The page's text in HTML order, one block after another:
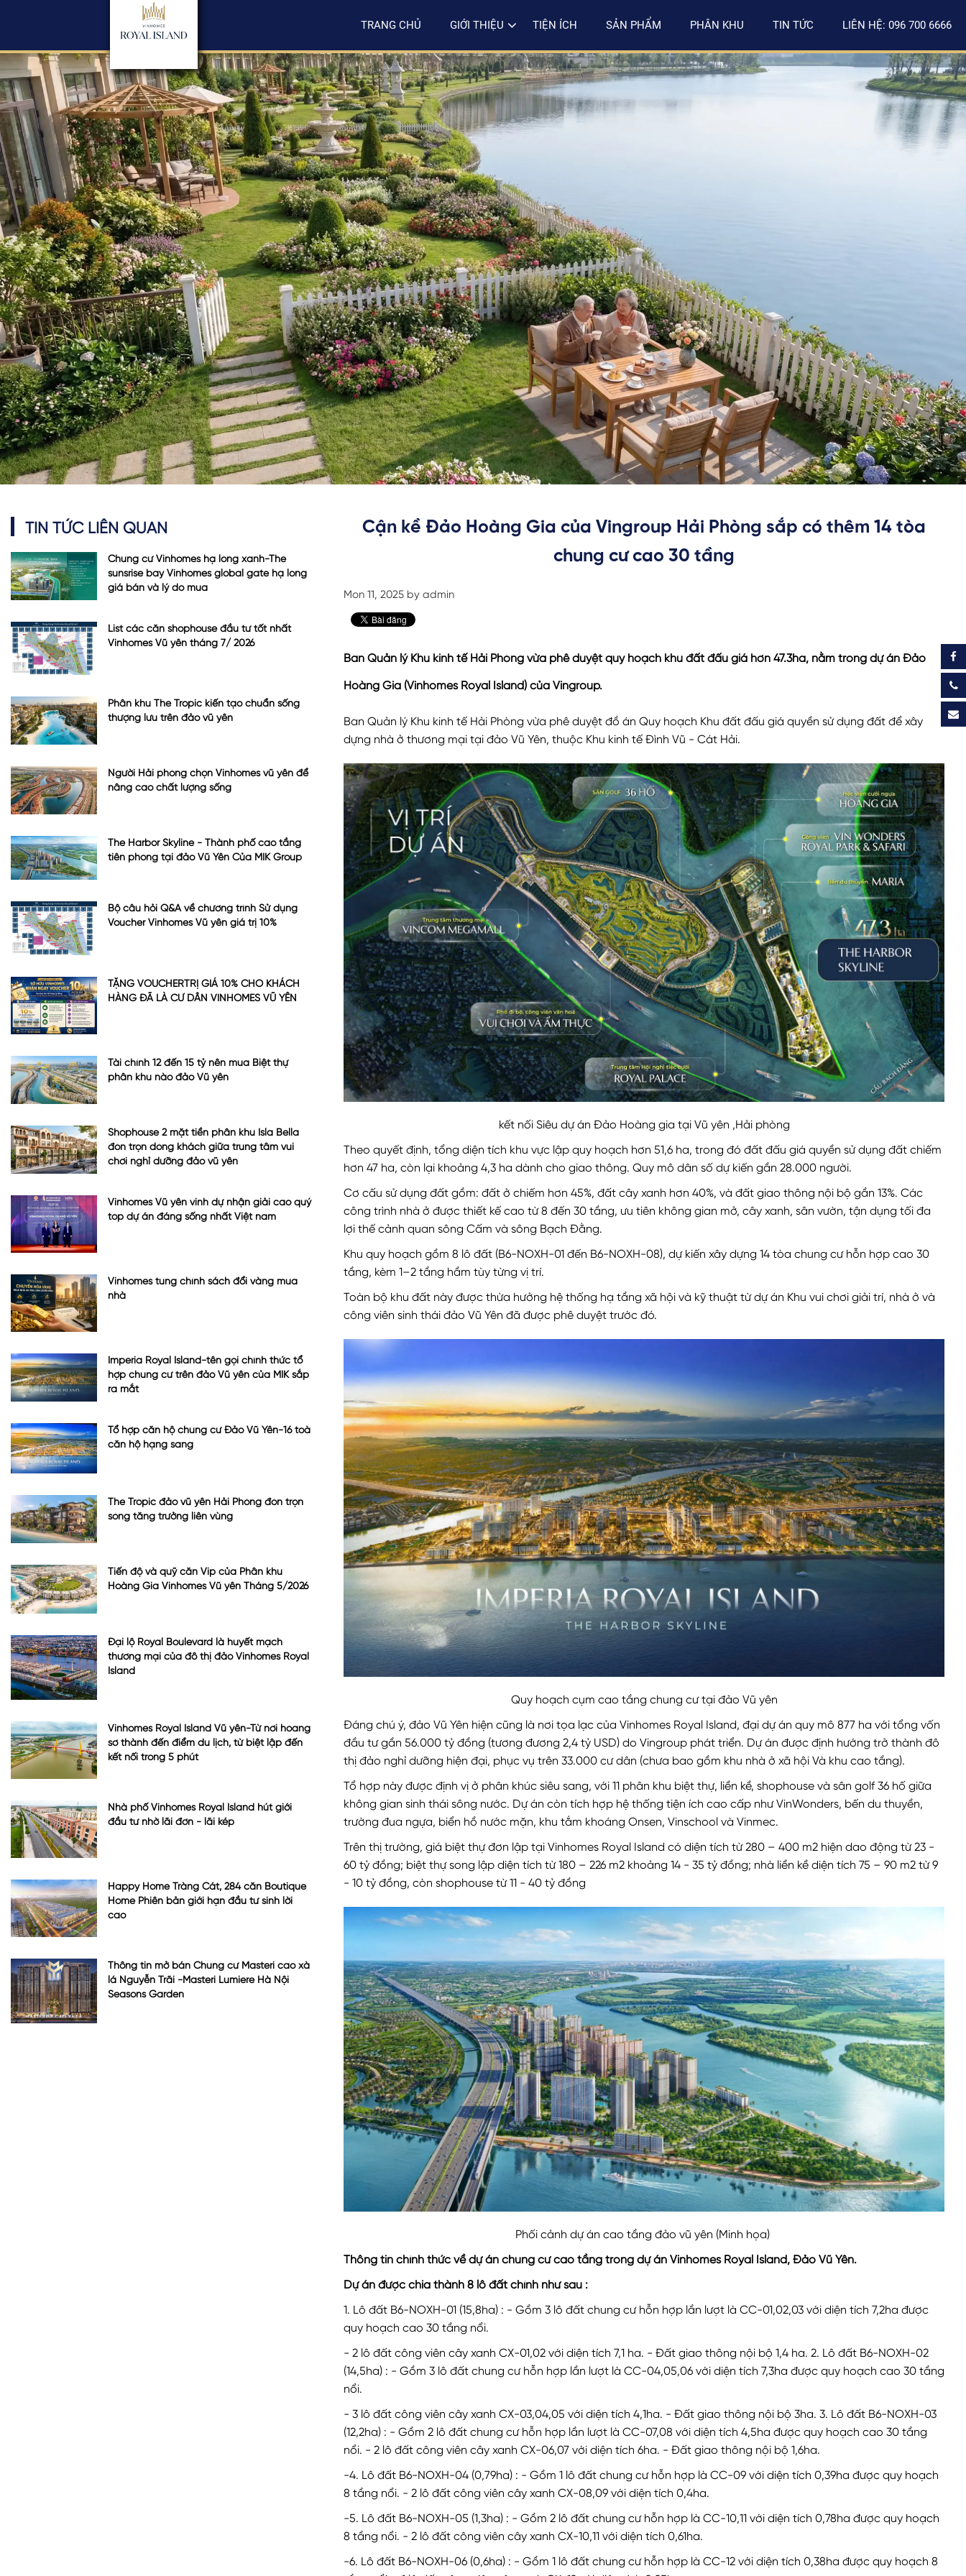
TRANG CHỦ GIỚI THIỆU TIỆN ÍCH SẢN PHẨM PHÂN KHU TIN TỨC LIÊN HỆ: 096 700 6666
Cận kề Đảo Hoàng Gia của Vingroup Hải Phòng sắp có thêm 14 tòa
chung cư cao 30 tầng
Mon 11, 2025 by admin
Ban Quản lý Khu kinh tế Hải Phòng vừa phê duyệt quy hoạch khu đất đấu giá hơn 47.3ha, nằm trong dự án Đảo
Hoàng Gia (Vinhomes Royal Island) của Vingroup.
Ban Quản lý Khu kinh tế Hải Phòng vừa phê duyệt đồ án Quy hoạch Khu đất đấu giá quyền sử dụng đất để xây
dựng nhà ở thương mại tại đảo Vũ Yên, thuộc Khu kinh tế Đình Vũ - Cát Hải.
kết nối Siêu dự án Đảo Hoàng gia tại Vũ yên ,Hải phòng
Theo quyết định, tổng diện tích khu vực lập quy hoạch hơn 51,6 ha, trong đó đất đấu giá quyền sử dụng đất chiếm
hơn 47 ha, còn lại khoảng 4,3 ha dành cho giao thông. Quy mô dân số dự kiến gần 28.000 người.
Cơ cấu sử dụng đất gồm: đất ở chiếm hơn 45%, đất cây xanh hơn 40%, và đất giao thông nội bộ gần 13%. Các
công trình nhà ở được thiết kế cao từ 8 đến 30 tầng, ưu tiên không gian mở, cây xanh, sân vườn, tận dụng tối đa
lợi thế cảnh quan sông Cấm và sông Bạch Đằng.
Khu quy hoạch gồm 8 lô đất (B6-NOXH-01 đến B6-NOXH-08), dự kiến xây dựng 14 tòa chung cư hỗn hợp cao 30
tầng, kèm 1–2 tầng hầm tùy từng vị trí.
Toàn bộ khu đất này được thừa hưởng hệ thống hạ tầng xã hội và kỹ thuật từ dự án Khu vui chơi giải trí, nhà ở và
công viên sinh thái đảo Vũ Yên đã được phê duyệt trước đó.
Quy hoạch cụm cao tầng chung cư tại đảo Vũ yên
Đáng chú ý, đảo Vũ Yên hiện cũng là nơi tọa lạc của Vinhomes Royal Island, đại dự án quy mô 877 ha với tổng vốn
đầu tư gần 56.000 tỷ đồng (tương đương 2,4 tỷ USD) do Vingroup phát triển. Dự án được định hướng trở thành đô
thị đảo nghỉ dưỡng hiện đại, phục vụ trên 33.000 cư dân (chưa bao gồm khu nhà ở xã hội Và khu cao tầng).
Tổ hợp này được định vị ở phân khúc siêu sang, với 11 phân khu biệt thự, liền kề, shophouse và sân golf 36 hố giữa
không gian sinh thái sông nước. Dự án còn tích hợp hệ thống tiện ích cao cấp như VinWonders, bến du thuyền,
trường đua ngựa, biển hồ nước mặn, khu tắm khoáng Onsen, Vinschool và Vinmec.
Trên thị trường, giá biệt thự đơn lập tại Vinhomes Royal Island có diện tích từ 280 – 400 m2 hiện dao động từ 23 -
60 tỷ đồng; biệt thự song lập diện tích từ 180 – 226 m2 khoảng 14 - 35 tỷ đồng; nhà liền kề diện tích 75 – 90 m2 từ 9
- 10 tỷ đồng, còn shophouse từ 11 - 40 tỷ đồng
Phối cảnh dự án cao tầng đảo vũ yên (Minh họa)
Thông tin chính thức về dự án chung cư cao tầng trong dự án Vinhomes Royal Island, Đảo Vũ Yên.
Dự án được chia thành 8 lô đất chính như sau :
1. Lô đất B6-NOXH-01 (15,8ha) : - Gồm 3 lô đất chung cư hỗn hợp lần lượt là CC-01,02,03 với diện tích 7,2ha được
quy hoạch cao 30 tầng nổi.
- 2 lô đất công viên cây xanh CX-01,02 với diện tích 7,1 ha. - Đất giao thông nội bộ 1,4 ha. 2. Lô đất B6-NOXH-02
(14,5ha) : - Gồm 3 lô đất chung cư hỗn hợp lần lượt là CC-04,05,06 với diện tích 7,3ha được quy hoạch cao 30 tầng
nổi.
- 3 lô đất công viên cây xanh CX-03,04,05 với diện tích 4,1ha. - Đất giao thông nội bộ 3ha. 3. Lô đất B6-NOXH-03
(12,2ha) : - Gồm 2 lô đất chung cư hỗn hợp lần lượt là CC-07,08 với diện tích 4,5ha được quy hoạch cao 30 tầng
nổi. - 2 lô đất công viên cây xanh CX-06,07 với diện tích 6ha. - Đất giao thông nội bộ 1,6ha.
-4. Lô đất B6-NOXH-04 (0,79ha) : - Gồm 1 lô đất chung cư hỗn hợp là CC-09 với diện tích 0,39ha được quy hoạch
8 tầng nổi. - 2 lô đất công viên cây xanh CX-08,09 với diện tích 0,4ha.
-5. Lô đất B6-NOXH-05 (1,3ha) : - Gồm 2 lô đất chung cư hỗn hợp là CC-10,11 với diện tích 0,78ha được quy hoạch
8 tầng nổi. - 2 lô đất công viên cây xanh CX-10,11 với diện tích 0,61ha.
-6. Lô đất B6-NOXH-06 (0,6ha) : - Gồm 1 lô đất chung cư hỗn hợp là CC-12 với diện tích 0,38ha được quy hoạch 8
TIN TỨC LIÊN QUAN
Chung cư Vinhomes hạ long xanh-The
sunsrise bay Vinhomes global gate hạ long
giá bán và lý do mua
List các căn shophouse đầu tư tốt nhất
Vinhomes Vũ yên tháng 7/ 2026
Phân khu The Tropic kiến tạo chuẩn sống
thượng lưu trên đảo vũ yên
Người Hải phòng chọn Vinhomes vũ yên để
nâng cao chất lượng sống
The Harbor Skyline - Thành phố cao tầng
tiên phong tại đảo Vũ Yên Của MIK Group
Bộ câu hỏi Q&A về chương trình Sử dụng
Voucher Vinhomes Vũ yên giá trị 10%
TẶNG VOUCHERTRỊ GIÁ 10% CHO KHÁCH
HÀNG ĐÃ LÀ CƯ DÂN VINHOMES VŨ YÊN
Tài chính 12 đến 15 tỷ nên mua Biệt thự
phân khu nào đảo Vũ yên
Shophouse 2 mặt tiền phân khu Isla Bella
đón trọn dòng khách giữa trung tâm vui
chơi nghỉ dưỡng đảo vũ yên
Vinhomes Vũ yên vinh dự nhận giải cao quý
top dự án đáng sống nhất Việt nam
Vinhomes tung chính sách đổi vàng mua
nhà
Imperia Royal Island-tên gọi chính thức tổ
hợp chung cư trên đảo Vũ yên của MIK sắp
ra mắt
Tổ hợp căn hộ chung cư Đảo Vũ Yên-16 toà
căn hộ hạng sang
The Tropic đảo vũ yên Hải Phòng đón trọn
sóng tăng trưởng liên vùng
Tiến độ và quỹ căn Vip của Phân khu
Hoàng Gia Vinhomes Vũ yên Tháng 5/2026
Đại lộ Royal Boulevard là huyết mạch
thương mại của đô thị đảo Vinhomes Royal
Island
Vinhomes Royal Island Vũ yên-Từ nơi hoang
sơ thành đến điểm du lịch, từ biệt lập đến
kết nối trong 5 phút
Nhà phố Vinhomes Royal Island hút giới
đầu tư nhờ lãi đơn - lãi kép
Happy Home Tràng Cát, 284 căn Boutique
Home Phiên bản giới hạn đầu tư sinh lời
cao
Thông tin mở bán Chung cư Masteri cao xà
lá Nguyễn Trãi -Masteri Lumiere Hà Nội
Seasons Garden